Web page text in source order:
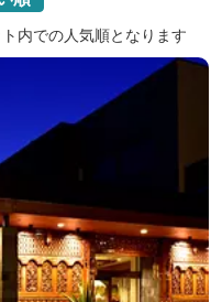
内での人気順となります